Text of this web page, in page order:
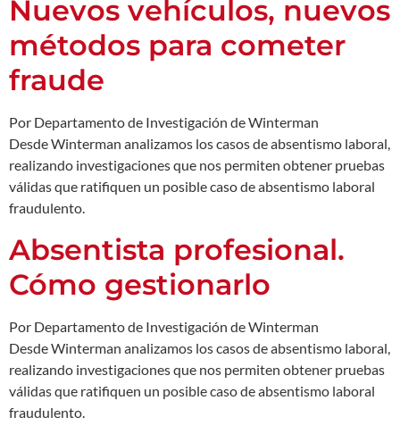
Nuevos vehículos, nuevos
métodos para cometer
fraude
Por Departamento de Investigación de Winterman
Desde Winterman analizamos los casos de absentismo laboral,
realizando investigaciones que nos permiten obtener pruebas
válidas que ratifiquen un posible caso de absentismo laboral
fraudulento.
Absentista profesional.
Cómo gestionarlo
Por Departamento de Investigación de Winterman
Desde Winterman analizamos los casos de absentismo laboral,
realizando investigaciones que nos permiten obtener pruebas
válidas que ratifiquen un posible caso de absentismo laboral
fraudulento.